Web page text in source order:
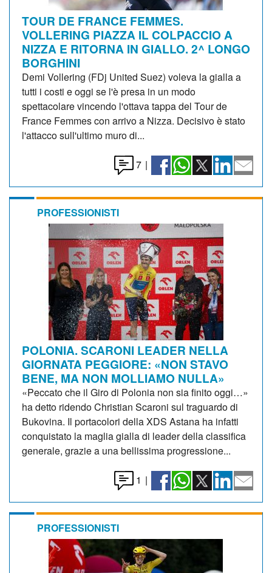
TOUR DE FRANCE FEMMES.
VOLLERING PIAZZA IL COLPACCIO A
NIZZA E RITORNA IN GIALLO. 2^ LONGO
BORGHINI
Demi Vollering (FDj United Suez) voleva la gialla a
tutti i costi e oggi se l'è presa in un modo
spettacolare vincendo l'ottava tappa del Tour de
France Femmes con arrivo a Nizza. Decisivo è stato
l'attacco sull'ultimo muro di...
7 |
PROFESSIONISTI
POLONIA. SCARONI LEADER NELLA
GIORNATA PEGGIORE: «NON STAVO
BENE, MA NON MOLLIAMO NULLA»
«Peccato che il Giro di Polonia non sia finito oggi…»
ha detto ridendo Christian Scaroni sul traguardo di
Bukovina. Il portacolori della XDS Astana ha infatti
conquistato la maglia gialla di leader della classifica
generale, grazie a una bellissima progressione...
1 |
PROFESSIONISTI